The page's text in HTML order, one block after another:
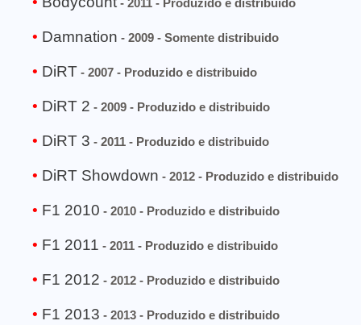
- 2011 - Produzido e distribuido
Damnation - 2009 - Somente distribuido
DiRT - 2007 - Produzido e distribuido
DiRT 2 - 2009 - Produzido e distribuido
DiRT 3 - 2011 - Produzido e distribuido
DiRT Showdown - 2012 - Produzido e distribuido
F1 2010 - 2010 - Produzido e distribuido
F1 2011 - 2011 - Produzido e distribuido
F1 2012 - 2012 - Produzido e distribuido
F1 2013 - 2013 - Produzido e distribuido